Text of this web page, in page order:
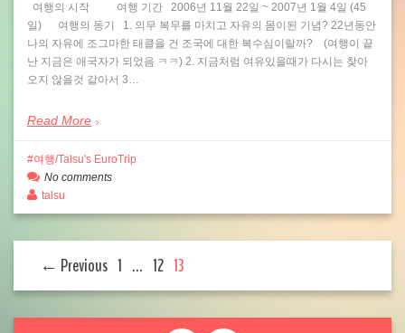
여행의 시작 여행 기간 2006년 11월 22일 ~ 2007년 1월 4일 (45
일) 여행의 동기 1. 의무 복무를 마치고 자유의 몸이된 기념? 22년동안
나의 자유에 조그마한 태클을 건 조국에 대한 복수심이랄까? (여행이 끝
난 지금은 애국자가 되었음 ㅋㅋ) 2. 지금처럼 여유있을때가 다시는 찾아
오지 않을것 같아서 3…
Read More
여행/Talsu's EuroTrip
No comments
talsu
← Previous 1 … 12 13